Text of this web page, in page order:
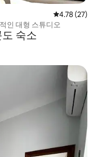
평점 4.78점
4.78 (27)
인 대형 스튜디오
숙소